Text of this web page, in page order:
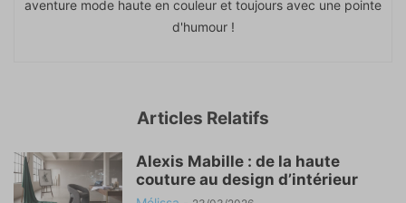
aventure mode haute en couleur et toujours avec une pointe
d'humour !
Articles Relatifs
Alexis Mabille : de la haute
couture au design d’intérieur